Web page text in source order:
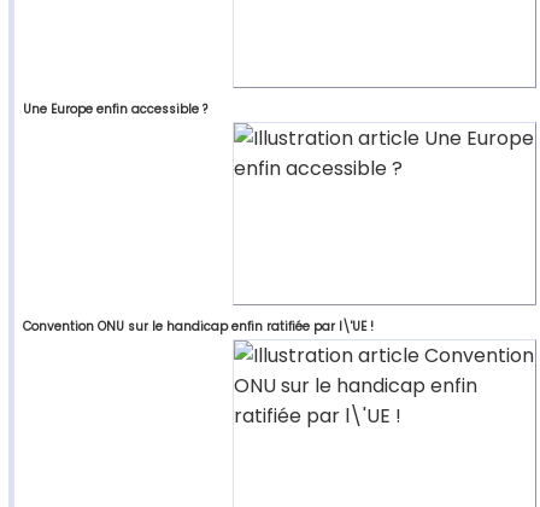
Une Europe enfin accessible ?
Convention ONU sur le handicap enfin ratifiée par l\'UE !